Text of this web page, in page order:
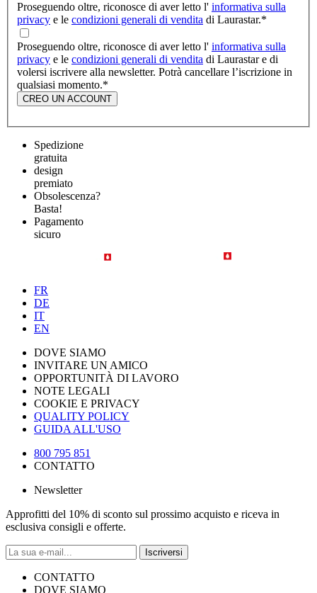
Proseguendo oltre, riconosce di aver letto l' informativa sulla
privacy e le condizioni generali di vendita di Laurastar.*
Proseguendo oltre, riconosce di aver letto l' informativa sulla
privacy e le condizioni generali di vendita di Laurastar e di
volersi iscrivere alla newsletter. Potrà cancellare l’iscrizione in
qualsiasi momento.*
CREO UN ACCOUNT
Spedizione
gratuita
design
premiato
Obsolescenza?
Basta!
Pagamento
sicuro
FR
DE
IT
EN
DOVE SIAMO
INVITARE UN AMICO
OPPORTUNITÀ DI LAVORO
NOTE LEGALI
COOKIE E PRIVACY
QUALITY POLICY
GUIDA ALL'USO
800 795 851
CONTATTO
Newsletter
Approfitti del 10% di sconto sul prossimo acquisto e riceva in
esclusiva consigli e offerte.
Iscriversi
CONTATTO
DOVE SIAMO